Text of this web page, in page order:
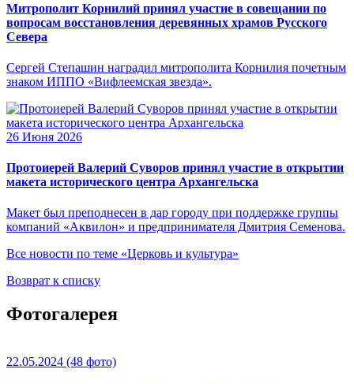
Митрополит Корнилий принял участие в совещании по
вопросам восстановления деревянных храмов Русского
Севера
Сергей Степашин наградил митрополита Корнилия почетным
знаком ИППО «Вифлеемская звезда».
26 Июня 2026
Протоиерей Валерий Суворов принял участие в открытии
макета исторического центра Архангельска
Макет был преподнесен в дар городу при поддержке группы
компаний «Аквилон» и предпринимателя Дмитрия Семенова.
Все новости по теме «Церковь и культура»
Возврат к списку
Фотогалерея
22.05.2024 (48 фото)